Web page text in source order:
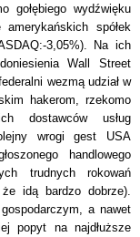
gołębiego wydźwięku
spółek
3,05%). Na ich
Wall Street
wezmą udział w
hakerom, rzekomo
dostawców usług
wrogi gest USA
handlowego
trudnych rokowań
idą bardzo dobrze).
a nawet
popyt na najdłuższe